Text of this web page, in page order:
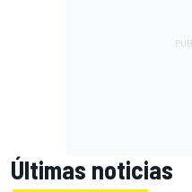
Últimas noticias